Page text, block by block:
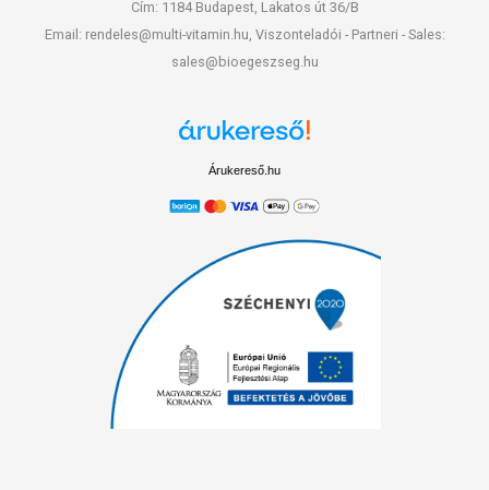
Cím: 1184 Budapest, Lakatos út 36/B
Email: rendeles@multi-vitamin.hu, Viszonteladói - Partneri - Sales:
sales@bioegeszseg.hu
Árukereső.hu